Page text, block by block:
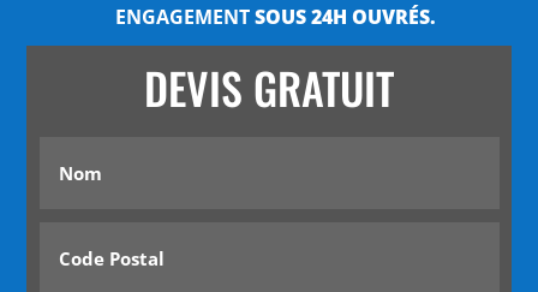
ENGAGEMENTSOUS 24H OUVRÉS.
DEVIS GRATUIT